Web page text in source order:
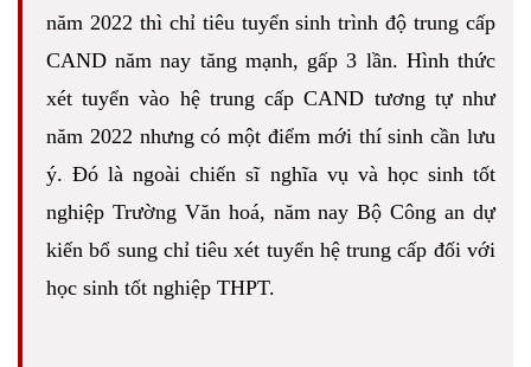
năm 2022 thì chỉ tiêu tuyển sinh trình độ trung cấp
CAND năm nay tăng mạnh, gấp 3 lần. Hình thức
xét tuyển vào hệ trung cấp CAND tương tự như
năm 2022 nhưng có một điểm mới thí sinh cần lưu
ý. Đó là ngoài chiến sĩ nghĩa vụ và học sinh tốt
nghiệp Trường Văn hoá, năm nay Bộ Công an dự
kiến bổ sung chỉ tiêu xét tuyển hệ trung cấp đối với
học sinh tốt nghiệp THPT.